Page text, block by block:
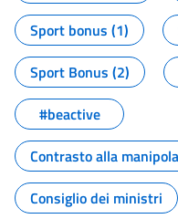
Sport bonus (1)
Sport Bonus (2)
#beactive
Contrasto alla
Consiglio dei ministri